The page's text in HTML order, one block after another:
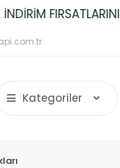
FIRSATLARINI
Kategoriler